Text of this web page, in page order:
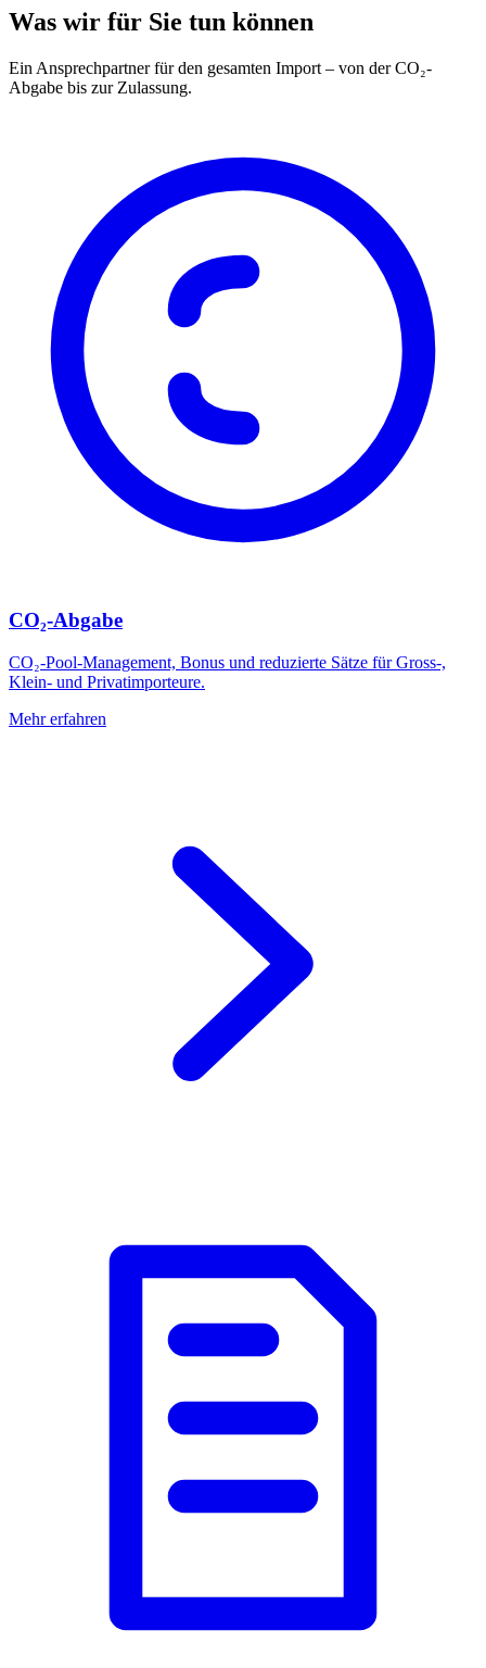
Was wir für Sie tun können
Ein Ansprechpartner für den gesamten Import – von der CO₂-
Abgabe bis zur Zulassung.
CO₂-Abgabe
CO₂-Pool-Management, Bonus und reduzierte Sätze für Gross-,
Klein- und Privatimporteure.
Mehr erfahren